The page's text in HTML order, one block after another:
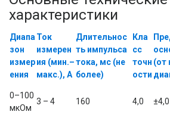
характеристики
Диапа
зон
измер
ения
Ток
измерен
ия (мин.–
макс.), А
Длительнос
ть импульса
тока, мс (не
более)
Кла
сс
точн
ости
(от
0–100
мкОм
3 – 4 160 4,0 ±4,0